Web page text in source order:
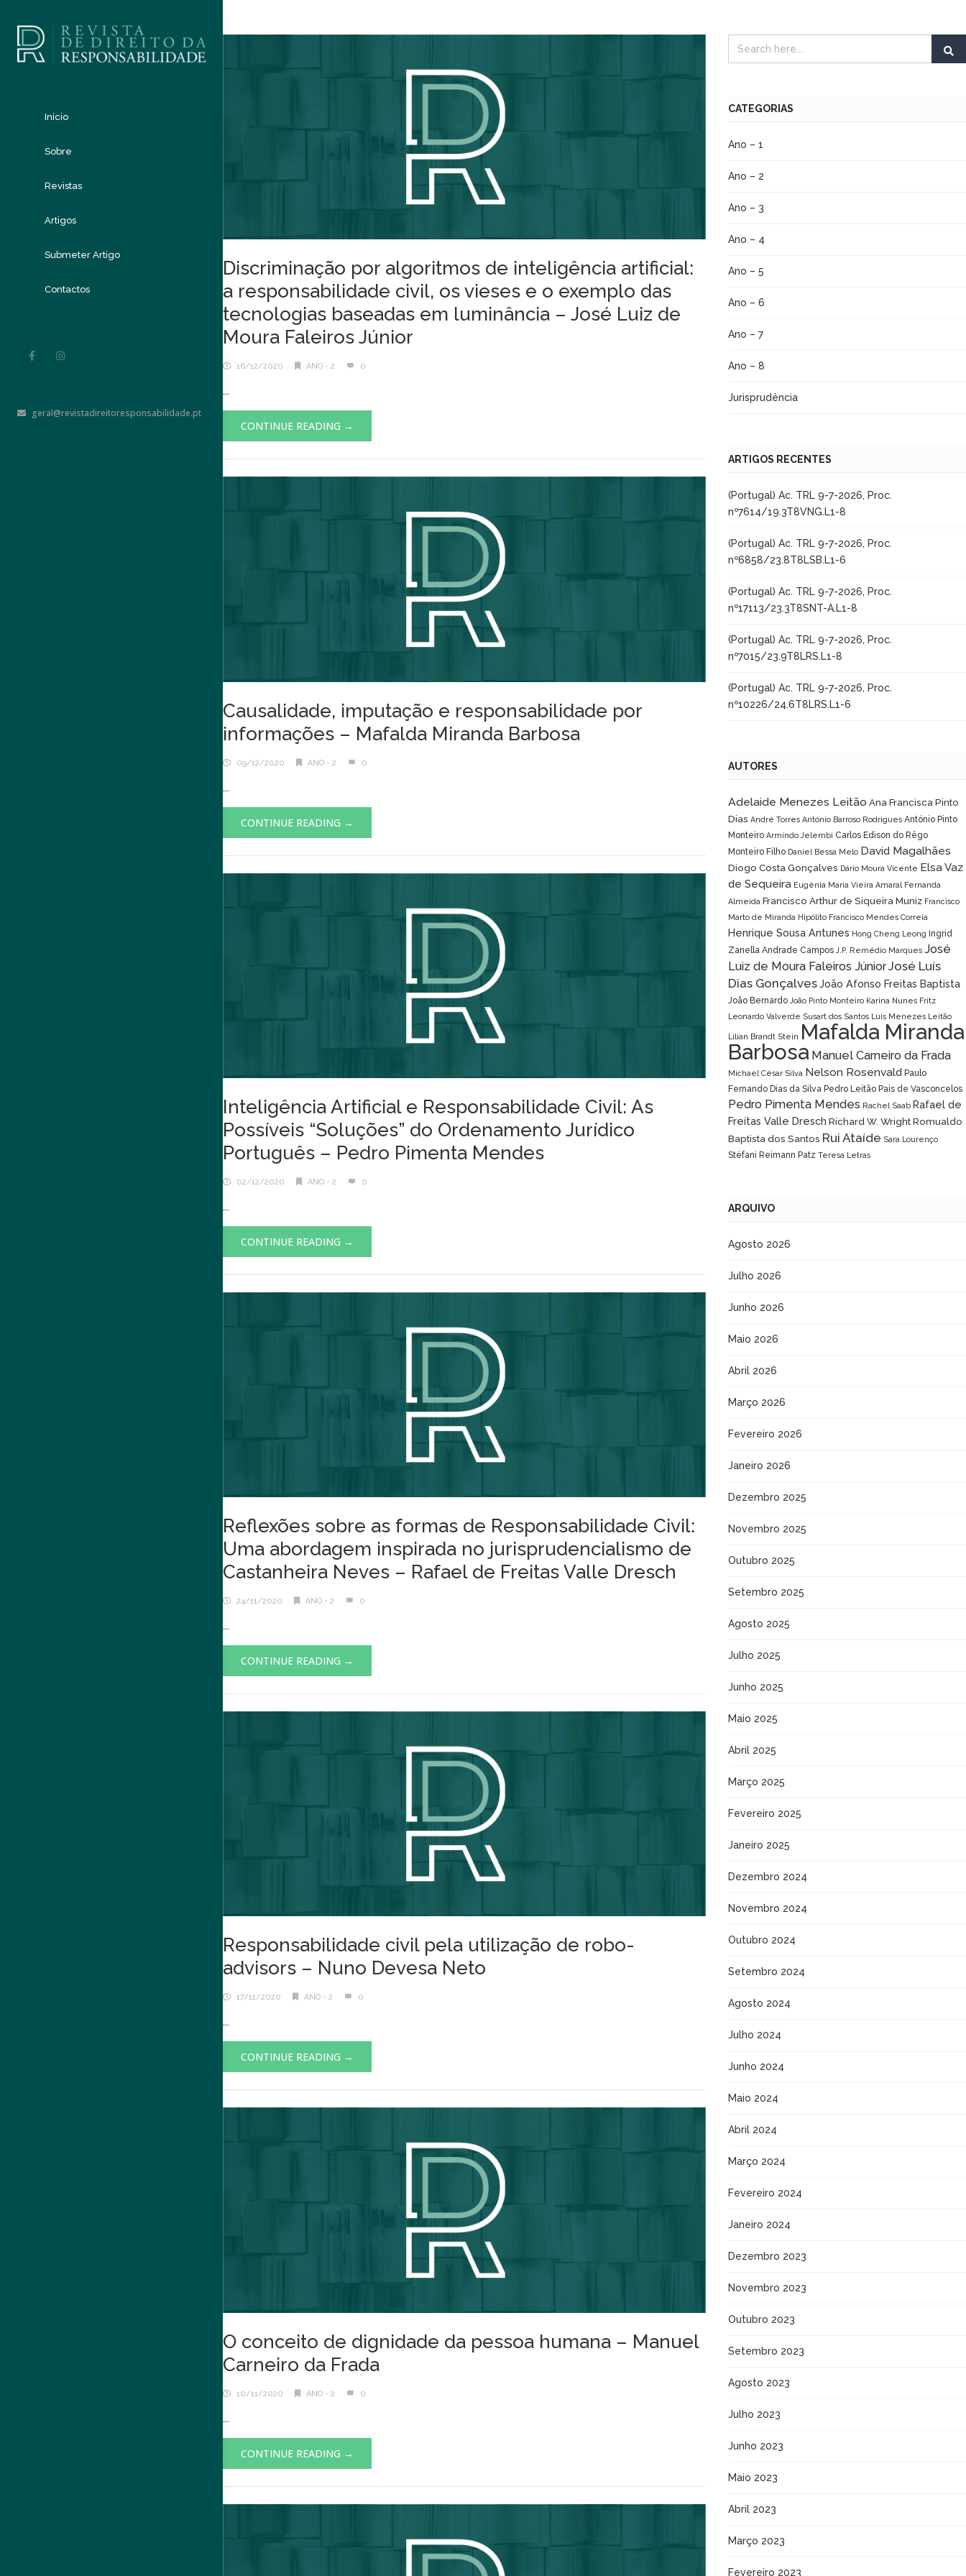
Início
Sobre
Revistas
Artigos
Submeter Artigo
Contactos
geral@revistadireitoresponsabilidade.pt
Discriminação por algoritmos de inteligência artificial:
a responsabilidade civil, os vieses e o exemplo das
tecnologias baseadas em luminância – José Luiz de
Moura Faleiros Júnior
16/12/2020 ANO - 2 0
...
CONTINUE READING →
Causalidade, imputação e responsabilidade por
informações – Mafalda Miranda Barbosa
09/12/2020 ANO - 2 0
...
CONTINUE READING →
Inteligência Artificial e Responsabilidade Civil: As
Possíveis “Soluções” do Ordenamento Jurídico
Português – Pedro Pimenta Mendes
02/12/2020 ANO - 2 0
...
CONTINUE READING →
Reflexões sobre as formas de Responsabilidade Civil:
Uma abordagem inspirada no jurisprudencialismo de
Castanheira Neves – Rafael de Freitas Valle Dresch
24/11/2020 ANO - 2 0
...
CONTINUE READING →
Responsabilidade civil pela utilização de robo-
advisors – Nuno Devesa Neto
17/11/2020 ANO - 2 0
...
CONTINUE READING →
O conceito de dignidade da pessoa humana – Manuel
Carneiro da Frada
10/11/2020 ANO - 2 0
...
CONTINUE READING →
CATEGORIAS
Ano – 1
Ano – 2
Ano – 3
Ano – 4
Ano – 5
Ano – 6
Ano – 7
Ano – 8
Jurisprudência
ARTIGOS RECENTES
(Portugal) Ac. TRL 9-7-2026, Proc.
nº7614/19.3T8VNG.L1-8
(Portugal) Ac. TRL 9-7-2026, Proc.
nº6858/23.8T8LSB.L1-6
(Portugal) Ac. TRL 9-7-2026, Proc.
nº17113/23.3T8SNT-A.L1-8
(Portugal) Ac. TRL 9-7-2026, Proc.
nº7015/23.9T8LRS.L1-8
(Portugal) Ac. TRL 9-7-2026, Proc.
nº10226/24.6T8LRS.L1-6
AUTORES
Adelaide Menezes Leitão Ana Francisca Pinto
Dias André Torres António Barroso Rodrigues António Pinto
Monteiro Armindo Jelembi Carlos Edison do Rêgo
Monteiro Filho Daniel Bessa Melo David Magalhães
Diogo Costa Gonçalves Dário Moura Vicente Elsa Vaz
de Sequeira Eugénia Maria Vieira Amaral Fernanda
Almeida Francisco Arthur de Siqueira Muniz Francisco
Marto de Miranda Hipólito Francisco Mendes Correia
Henrique Sousa Antunes Hong Cheng Leong Ingrid
Zanella Andrade Campos J.P. Remédio Marques José
Luiz de Moura Faleiros JúniorJosé Luís
Dias GonçalvesJoão Afonso Freitas Baptista
João Bernardo João Pinto Monteiro Karina Nunes Fritz
Leonardo Valverde Susart dos Santos Luís Menezes Leitão
Lílian Brandt Stein Mafalda Miranda
Barbosa Manuel Carneiro da Frada
Michael César Silva Nelson Rosenvald Paulo
Fernando Dias da Silva Pedro Leitão Pais de Vasconcelos
Pedro Pimenta Mendes Rachel Saab Rafael de
Freitas Valle Dresch Richard W. WrightRomualdo
Baptista dos Santos Rui Ataíde Sara Lourenço
Stéfani Reimann Patz Teresa Letras
ARQUIVO
Agosto 2026
Julho 2026
Junho 2026
Maio 2026
Abril 2026
Março 2026
Fevereiro 2026
Janeiro 2026
Dezembro 2025
Novembro 2025
Outubro 2025
Setembro 2025
Agosto 2025
Julho 2025
Junho 2025
Maio 2025
Abril 2025
Março 2025
Fevereiro 2025
Janeiro 2025
Dezembro 2024
Novembro 2024
Outubro 2024
Setembro 2024
Agosto 2024
Julho 2024
Junho 2024
Maio 2024
Abril 2024
Março 2024
Fevereiro 2024
Janeiro 2024
Dezembro 2023
Novembro 2023
Outubro 2023
Setembro 2023
Agosto 2023
Julho 2023
Junho 2023
Maio 2023
Abril 2023
Março 2023
Fevereiro 2023